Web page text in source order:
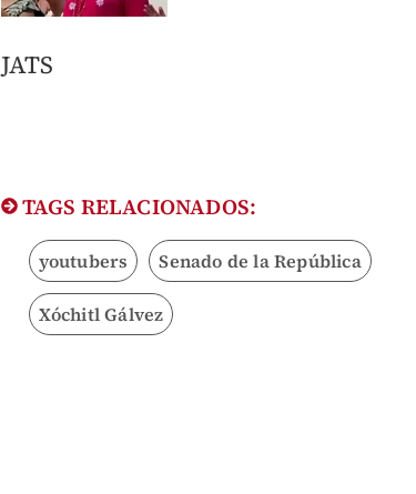
JATS
TAGS RELACIONADOS:
youtubers Senado de la República
Xóchitl Gálvez